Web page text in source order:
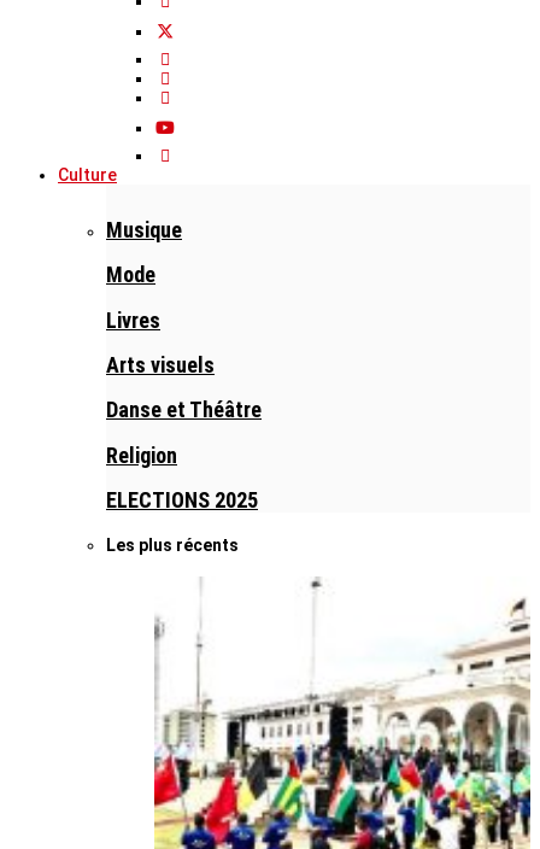
Culture
Musique
Mode
Livres
Arts visuels
Danse et Théâtre
Religion
ELECTIONS 2025
Les plus récents